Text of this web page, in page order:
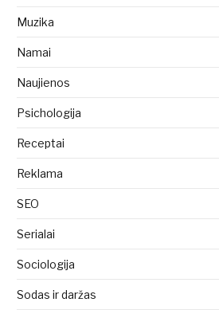
Muzika
Namai
Naujienos
Psichologija
Receptai
Reklama
SEO
Serialai
Sociologija
Sodas ir daržas